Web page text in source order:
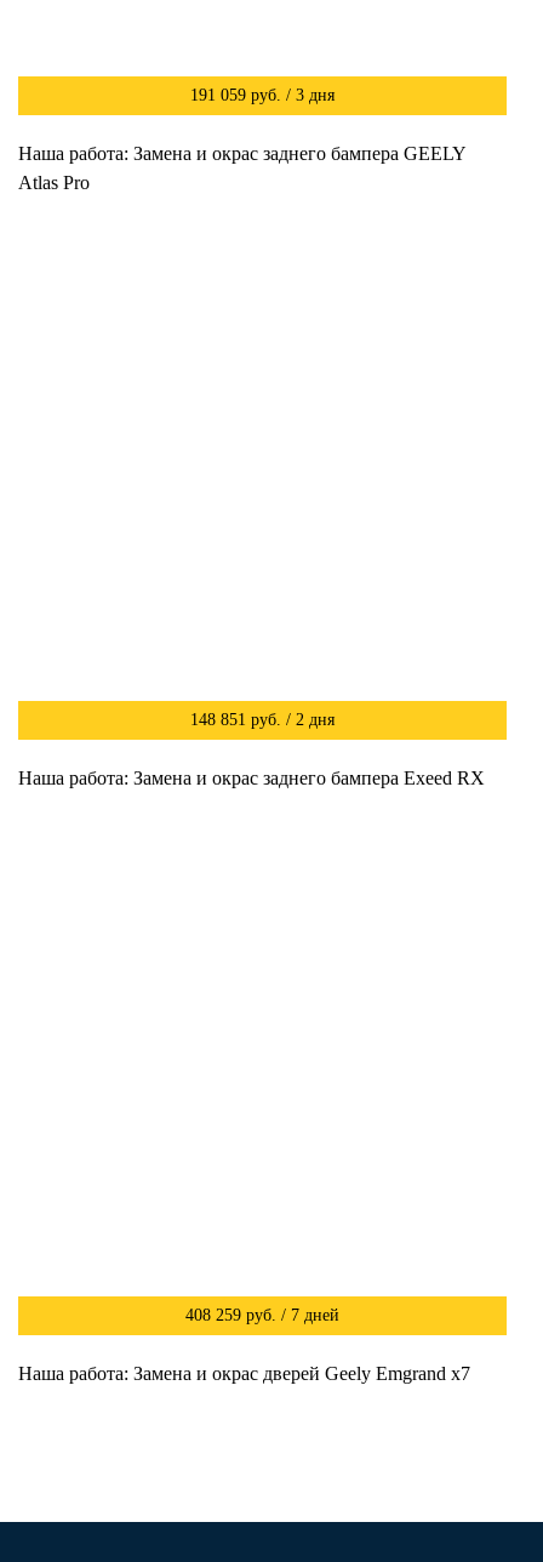
191 059 руб. / 3 дня
Наша работа: Замена и окрас заднего бампера GEELY
Atlas Pro
148 851 руб. / 2 дня
Наша работа: Замена и окрас заднего бампера Exeed RX
408 259 руб. / 7 дней
Наша работа: Замена и окрас дверей Geely Emgrand x7